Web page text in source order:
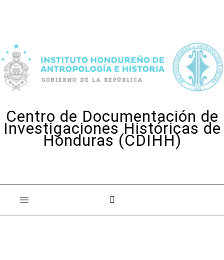
Centro de Documentación de
Investigaciones Históricas de
Honduras (CDIHH)